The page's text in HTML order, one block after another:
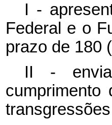
I -
Federal e o
prazo de 180
II -